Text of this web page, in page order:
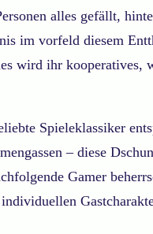
alles gefällt,
im vorfeld diesem
wird ihr
Spieleklassiker
– diese
Gamer